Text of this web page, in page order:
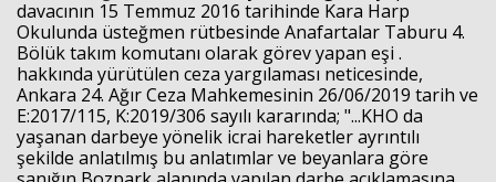
davacının 15 Temmuz 2016 tarihinde Kara Harp
Okulunda üsteğmen rütbesinde Anafartalar Taburu 4.
Bölük takım komutanı olarak görev yapan eşi .
hakkında yürütülen ceza yargılaması neticesinde,
Ankara 24. Ağır Ceza Mahkemesinin 26/06/2019 tarih ve
E:2017/115, K:2019/306 sayılı kararında; "...KHO da
yaşanan darbeye yönelik icrai hareketler ayrıntılı
şekilde anlatılmış bu anlatımlar ve beyanlara göre